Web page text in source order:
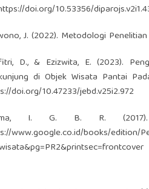
doi.org/10.53356/
J. (2022). Metodologi
D., & Ezizwita, E. (2023).
di Objek Wisata Pantai
doi.org/10.47233/jebd.v25i2.972
I. G. B. R.
www.google.co.id/books/edition/